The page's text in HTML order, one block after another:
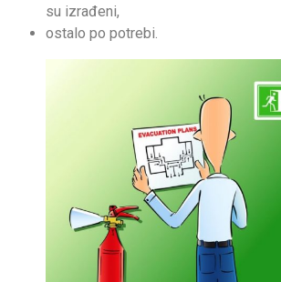
su izrađeni,
ostalo po potrebi.